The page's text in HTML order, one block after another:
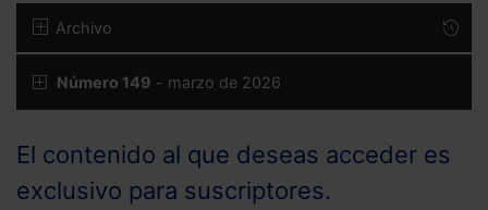
Archivo
Número 149 - marzo de 2026
El contenido al que deseas acceder es
exclusivo para suscriptores.